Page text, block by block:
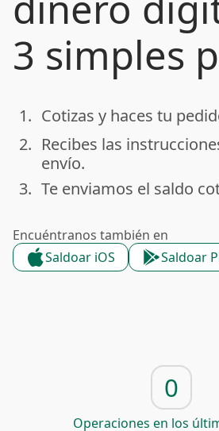
3 simples
done
1. Cotizas y haces tu
done
2. Recibes las
envío.
done
3. Te enviamos el saldo
Encuéntranos también en
Saldoar iOS
Saldoar
0
Operaciones en los